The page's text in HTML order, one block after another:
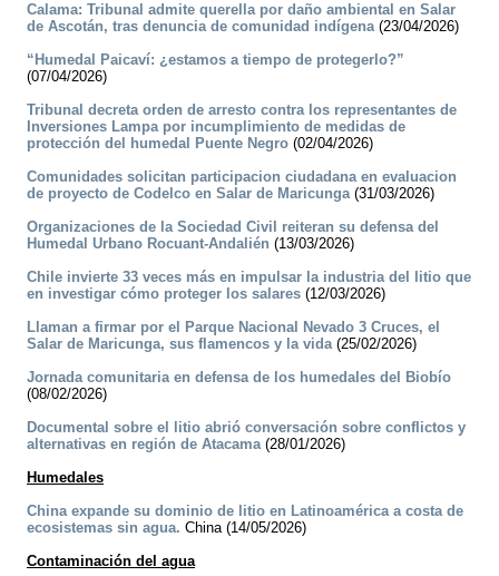
Calama: Tribunal admite querella por daño ambiental en Salar
de Ascotán, tras denuncia de comunidad indígena(23/04/2026)
“Humedal Paicaví: ¿estamos a tiempo de protegerlo?”
(07/04/2026)
Tribunal decreta orden de arresto contra los representantes de
Inversiones Lampa por incumplimiento de medidas de
protección del humedal Puente Negro (02/04/2026)
Comunidades solicitan participacion ciudadana en evaluacion
de proyecto de Codelco en Salar de Maricunga(31/03/2026)
Organizaciones de la Sociedad Civil reiteran su defensa del
Humedal Urbano Rocuant-Andalién (13/03/2026)
Chile invierte 33 veces más en impulsar la industria del litio que
en investigar cómo proteger los salares (12/03/2026)
Llaman a firmar por el Parque Nacional Nevado 3 Cruces, el
Salar de Maricunga, sus flamencos y la vida(25/02/2026)
Jornada comunitaria en defensa de los humedales del Biobío
(08/02/2026)
Documental sobre el litio abrió conversación sobre conflictos y
alternativas en región de Atacama(28/01/2026)
Humedales
China expande su dominio de litio en Latinoamérica a costa de
ecosistemas sin agua. China (14/05/2026)
Contaminación del agua